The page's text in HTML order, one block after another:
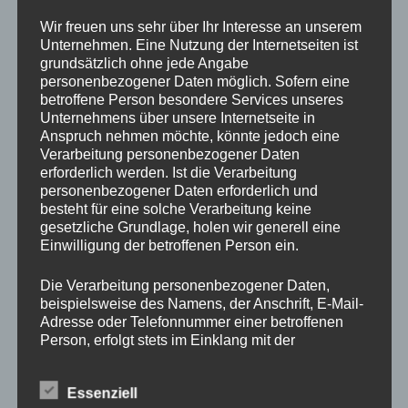
Drechslerei Spitzbart
In diesem zweitägigen Kurs zeig ich Euch die Basics des
drechseln in Längs und Querholz.
Ihr werdet den richtigen Umgang mit der Drehbank und mit
den verschiedenen Spannvorrichtungen lernen. Auch das
Verwenden der Drechseleisen und deren Schärfen werden
wir uns ansehen.
Da in diesem Kurs nur Platz für 2 Schüler ist, bitte schnell
per E-Mail office@drechslerei-spitzbart.a anmelden.
Die Kurskosten belaufen sich auf nur€ 350. – inkl. Ust. / pro
Person
Kurszeiten sind an beiden Tagen von 8 Uhr bis 18 Uhr.
Maschinen und Werkzeug.
Wir freuen uns sehr über Ihr Interesse an unserem
Unternehmen. Eine Nutzung der Internetseiten ist
grundsätzlich ohne jede Angabe
personenbezogener Daten möglich. Sofern eine
betroffene Person besondere Services unseres
Unternehmens über unsere Internetseite in
Anspruch nehmen möchte, könnte jedoch eine
Verarbeitung personenbezogener Daten
erforderlich werden. Ist die Verarbeitung
personenbezogener Daten erforderlich und
besteht für eine solche Verarbeitung keine
gesetzliche Grundlage, holen wir generell eine
Einwilligung der betroffenen Person ein.
Die Verarbeitung personenbezogener Daten,
beispielsweise des Namens, der Anschrift, E-Mail-
Adresse oder Telefonnummer einer betroffenen
Person, erfolgt stets im Einklang mit der
landesspezifischen Datenschutzbestimmungen.
Essenziell